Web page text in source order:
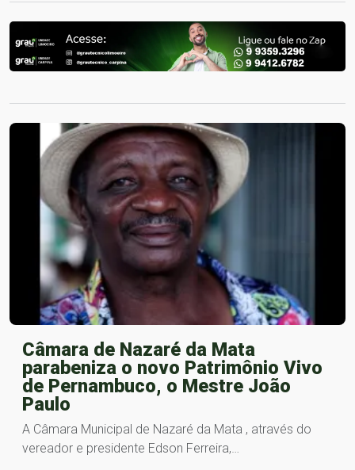
Câmara de Nazaré da Mata
parabeniza o novo Patrimônio Vivo
de Pernambuco, o Mestre João
Paulo
A Câmara Municipal de Nazaré da Mata , através do
vereador e presidente Edson Ferreira,…